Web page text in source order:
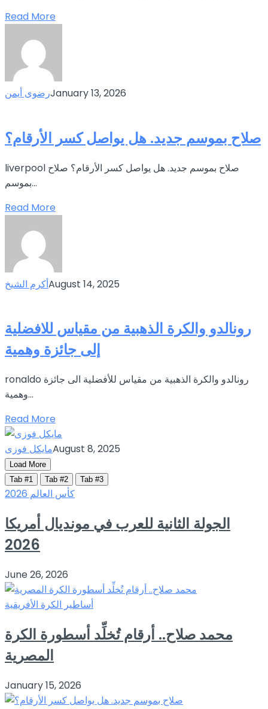
Read More
رضوى أيمنJanuary 13, 2026
صلاح بموسم جديد. هل يواصل كسر الأرقام؟
liverpool صلاح بموسم جديد. هل يواصل كسر الأرقام؟ صلاح
بموسم...
Read More
أكرم الشيخAugust 14, 2025
رونالدو والكرة الذهبية من مقياس للافضلية
إلى جائزة وهمية
ronaldo رونالدو والكرة الذهبية من مقياس للأفضلية الى جائزة
وهمية...
Read More
مايكل فوزىAugust 8, 2025
Load More
Tab #1
Tab #2 Tab #3
كأس العالم 2026
الجولة الثانية للعرب في مونديال أمريكا
2026
June 26, 2026
أساطير الكرة الأفريقية
محمد صلاح.. أرقام تُخلِّد أسطورة الكرة
المصرية
January 15, 2026